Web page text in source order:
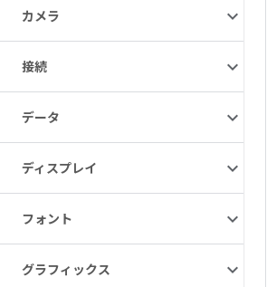
カメラ
接続
データ
ディスプレイ
フォント
グラフィックス